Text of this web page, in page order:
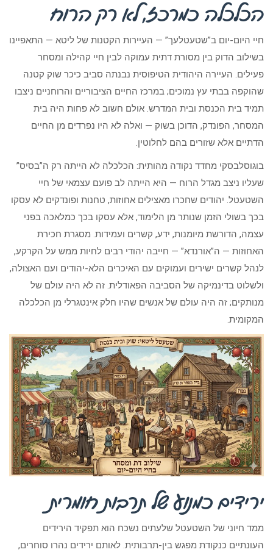
הכלכלה כמרכז, לא רק הרוח
חיי היום-יום ב”שטעטלעך” — העיירות הקטנות של ליטא — התאפיינו
בשילוב הדוק בין מסורת דתית עמוקה לבין חיי קהילה ומסחר
פעילים. העיירה היהודית הטיפוסית נבנתה סביב כיכר שוק קטנה
שהוקפה בבתי עץ נמוכים; במרכז החיים הציבוריים והרוחניים ניצבו
תמיד בית הכנסת ובית המדרש. אולם חשוב לא פחות היה בית
המסחר, הפונדק, הדוכן בשוק — ואלה לא היו נפרדים מן החיים
הדתיים אלא שזורים בהם לחלוטין.
בוגוסלבסקי מחדד נקודה מהותית: הכלכלה לא הייתה רק ה”בסיס”
שעליו ניצב מגדל הרוח — היא הייתה לב פועם עצמאי של חיי
השטעטל. יהודים שחכרו מאצילים אחוזות, טחנות ופונדקים לא עסקו
בכך בשולי הזמן שנותר מן הלימוד, אלא עסקו בכך כמלאכה בפני
עצמה, הדורשת מיומנות, ידע, קשרים ועמידות. מסגרת חכירת
האחוזות — ה”אורנדא” — חייבה יהודי רבים לחיות ממש על הקרקע,
לנהל קשרים ישירים ועמוקים עם האיכרים הלא-יהודים ועם האצולה,
ולשלוט בדינמיקה של הסביבה הפאודלית. זה לא היה עולם של
מנותקים; זה היה עולם של אנשים שהיו חלק אינטגרלי מן הכלכלה
המקומית.
ירידים כמנוע של תרבות חומרית
ממד חיוני של השטעטל שלעתים נשכח הוא תפקיד הירידים
העונתיים כנקודת מפגש בין-תרבותית. לאותם ירידים נהרו סוחרים,